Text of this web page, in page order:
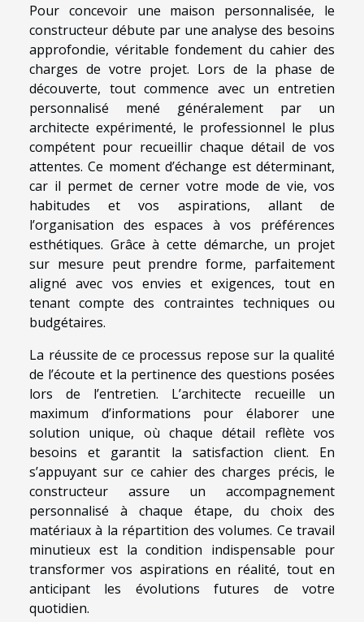
Pour concevoir une maison personnalisée, le
constructeur débute par une analyse des besoins
approfondie, véritable fondement du cahier des
charges de votre projet. Lors de la phase de
découverte, tout commence avec un entretien
personnalisé mené généralement par un
architecte expérimenté, le professionnel le plus
compétent pour recueillir chaque détail de vos
attentes. Ce moment d’échange est déterminant,
car il permet de cerner votre mode de vie, vos
habitudes et vos aspirations, allant de
l’organisation des espaces à vos préférences
esthétiques. Grâce à cette démarche, un projet
sur mesure peut prendre forme, parfaitement
aligné avec vos envies et exigences, tout en
tenant compte des contraintes techniques ou
budgétaires.
La réussite de ce processus repose sur la qualité
de l’écoute et la pertinence des questions posées
lors de l’entretien. L’architecte recueille un
maximum d’informations pour élaborer une
solution unique, où chaque détail reflète vos
besoins et garantit la satisfaction client. En
s’appuyant sur ce cahier des charges précis, le
constructeur assure un accompagnement
personnalisé à chaque étape, du choix des
matériaux à la répartition des volumes. Ce travail
minutieux est la condition indispensable pour
transformer vos aspirations en réalité, tout en
anticipant les évolutions futures de votre
quotidien.